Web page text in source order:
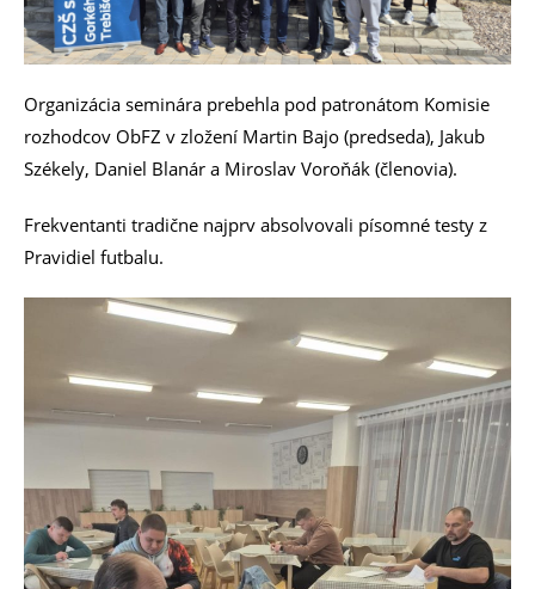
Organizácia seminára prebehla pod patronátom Komisie
rozhodcov ObFZ v zložení Martin Bajo (predseda), Jakub
Székely, Daniel Blanár a Miroslav Voroňák (členovia).
Frekventanti tradične najprv absolvovali písomné testy z
Pravidiel futbalu.